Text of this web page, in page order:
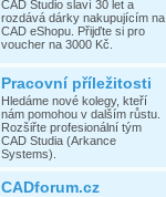
CAD Studio slaví 30 let a
rozdává dárky nakupujícím na
CAD eShopu. Přijďte si pro
voucher na 3000 Kč.
Pracovní příležitosti
Hledáme nové kolegy, kteří
nám pomohou v dalším růstu.
Rozšiřte profesionální tým
CAD Studia (Arkance
Systems).
CADforum.cz